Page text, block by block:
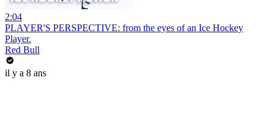
2:04
PLAYER'S PERSPECTIVE: from the eyes of an Ice Hockey
Player.
Red Bull
il y a 8 ans